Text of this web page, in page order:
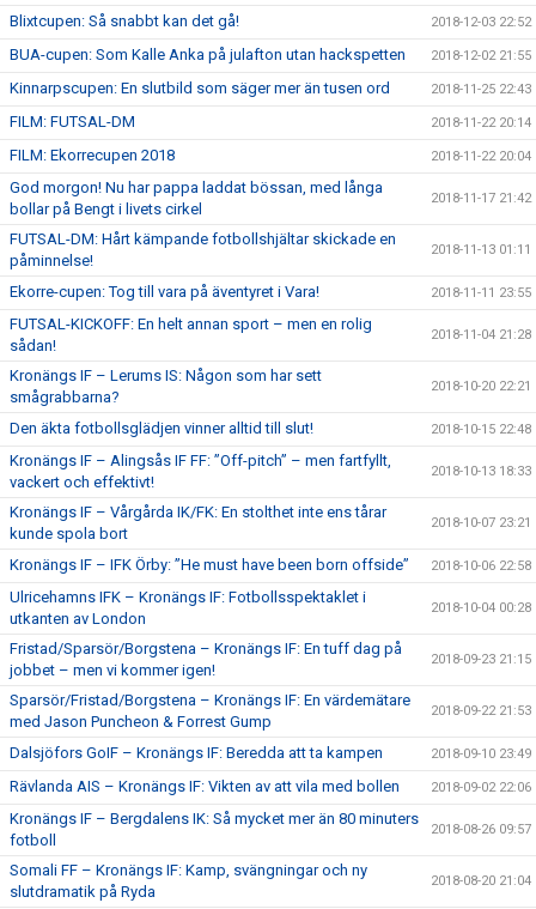
Blixtcupen: Så snabbt kan det gå! 2018-12-03 22:52
BUA-cupen: Som Kalle Anka på julafton utan hackspetten 2018-12-02 21:55
Kinnarpscupen: En slutbild som säger mer än tusen ord 2018-11-25 22:43
FILM: FUTSAL-DM 2018-11-22 20:14
FILM: Ekorrecupen 2018 2018-11-22 20:04
God morgon! Nu har pappa laddat bössan, med långa
bollar på Bengt i livets cirkel
2018-11-17 21:42
FUTSAL-DM: Hårt kämpande fotbollshjältar skickade en
påminnelse!
2018-11-13 01:11
Ekorre-cupen: Tog till vara på äventyret i Vara! 2018-11-11 23:55
FUTSAL-KICKOFF: En helt annan sport – men en rolig
sådan!
2018-11-04 21:28
Kronängs IF – Lerums IS: Någon som har sett
smågrabbarna?
2018-10-20 22:21
Den äkta fotbollsglädjen vinner alltid till slut! 2018-10-15 22:48
Kronängs IF – Alingsås IF FF: ”Off-pitch” – men fartfyllt,
vackert och effektivt!
2018-10-13 18:33
Kronängs IF – Vårgårda IK/FK: En stolthet inte ens tårar
kunde spola bort
2018-10-07 23:21
Kronängs IF – IFK Örby: ”He must have been born offside” 2018-10-06 22:58
Ulricehamns IFK – Kronängs IF: Fotbollsspektaklet i
utkanten av London
2018-10-04 00:28
Fristad/Sparsör/Borgstena – Kronängs IF: En tuff dag på
jobbet – men vi kommer igen!
2018-09-23 21:15
Sparsör/Fristad/Borgstena – Kronängs IF: En värdemätare
med Jason Puncheon & Forrest Gump
2018-09-22 21:53
Dalsjöfors GoIF – Kronängs IF: Beredda att ta kampen 2018-09-10 23:49
Rävlanda AIS – Kronängs IF: Vikten av att vila med bollen 2018-09-02 22:06
Kronängs IF – Bergdalens IK: Så mycket mer än 80 minuters
fotboll
2018-08-26 09:57
Somali FF – Kronängs IF: Kamp, svängningar och ny
slutdramatik på Ryda
2018-08-20 21:04